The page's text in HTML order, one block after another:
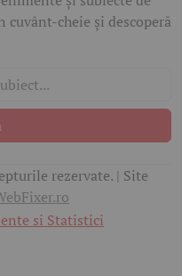
cheie și descoperă
rezervate. | Site